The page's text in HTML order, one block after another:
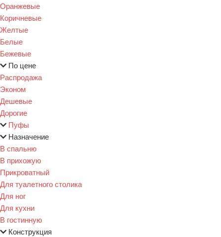
Оранжевые
Коричневые
Желтые
Белые
Бежевые
По цене
Распродажа
Эконом
Дешевые
Дорогие
Пуфы
Назначение
В спальню
В прихожую
Прикроватный
Для туалетного столика
Для ног
Для кухни
В гостинную
Конструкция